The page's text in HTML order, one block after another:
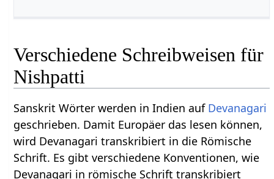
Verschiedene Schreibweisen für
Nishpatti
Sanskrit Wörter werden in Indien auf Devanagari
geschrieben. Damit Europäer das lesen können,
wird Devanagari transkribiert in die Römische
Schrift. Es gibt verschiedene Konventionen, wie
Devanagari in römische Schrift transkribiert